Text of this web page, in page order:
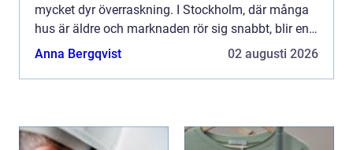
mycket dyr överraskning. I Stockholm, där många
hus är äldre och marknaden rör sig snabbt, blir en
genomtänkt besiktning extra viktig. Med rätt
Anna Bergqvist 02 augusti 2026